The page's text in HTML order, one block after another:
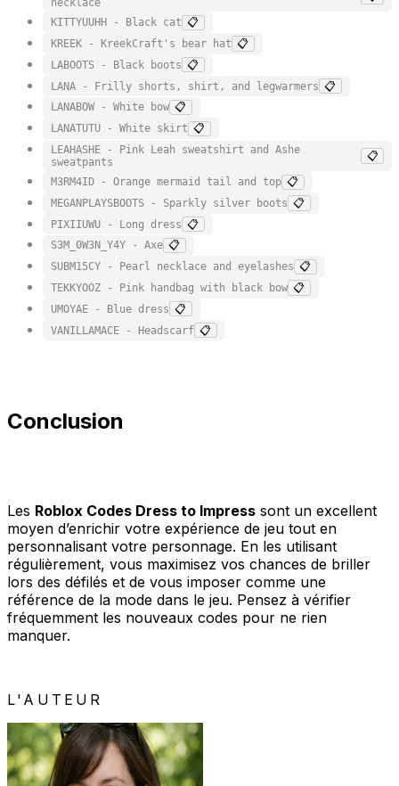
necklace
KITTYUUHH - Black cat 📋
KREEK - KreekCraft's bear hat 📋
LABOOTS - Black boots 📋
LANA - Frilly shorts, shirt, and legwarmers 📋
LANABOW - White bow 📋
LANATUTU - White skirt 📋
LEAHASHE - Pink Leah sweatshirt and Ashe
sweatpants
📋
M3RM4ID - Orange mermaid tail and top 📋
MEGANPLAYSBOOTS - Sparkly silver boots 📋
PIXIIUWU - Long dress 📋
S3M_0W3N_Y4Y - Axe 📋
SUBM15CY - Pearl necklace and eyelashes 📋
TEKKYOOZ - Pink handbag with black bow 📋
UMOYAE - Blue dress 📋
VANILLAMACE - Headscarf 📋
Conclusion
Les Roblox Codes Dress to Impress sont un excellent
moyen d’enrichir votre expérience de jeu tout en
personnalisant votre personnage. En les utilisant
régulièrement, vous maximisez vos chances de briller
lors des défilés et de vous imposer comme une
référence de la mode dans le jeu. Pensez à vérifier
fréquemment les nouveaux codes pour ne rien
manquer.
L'AUTEUR